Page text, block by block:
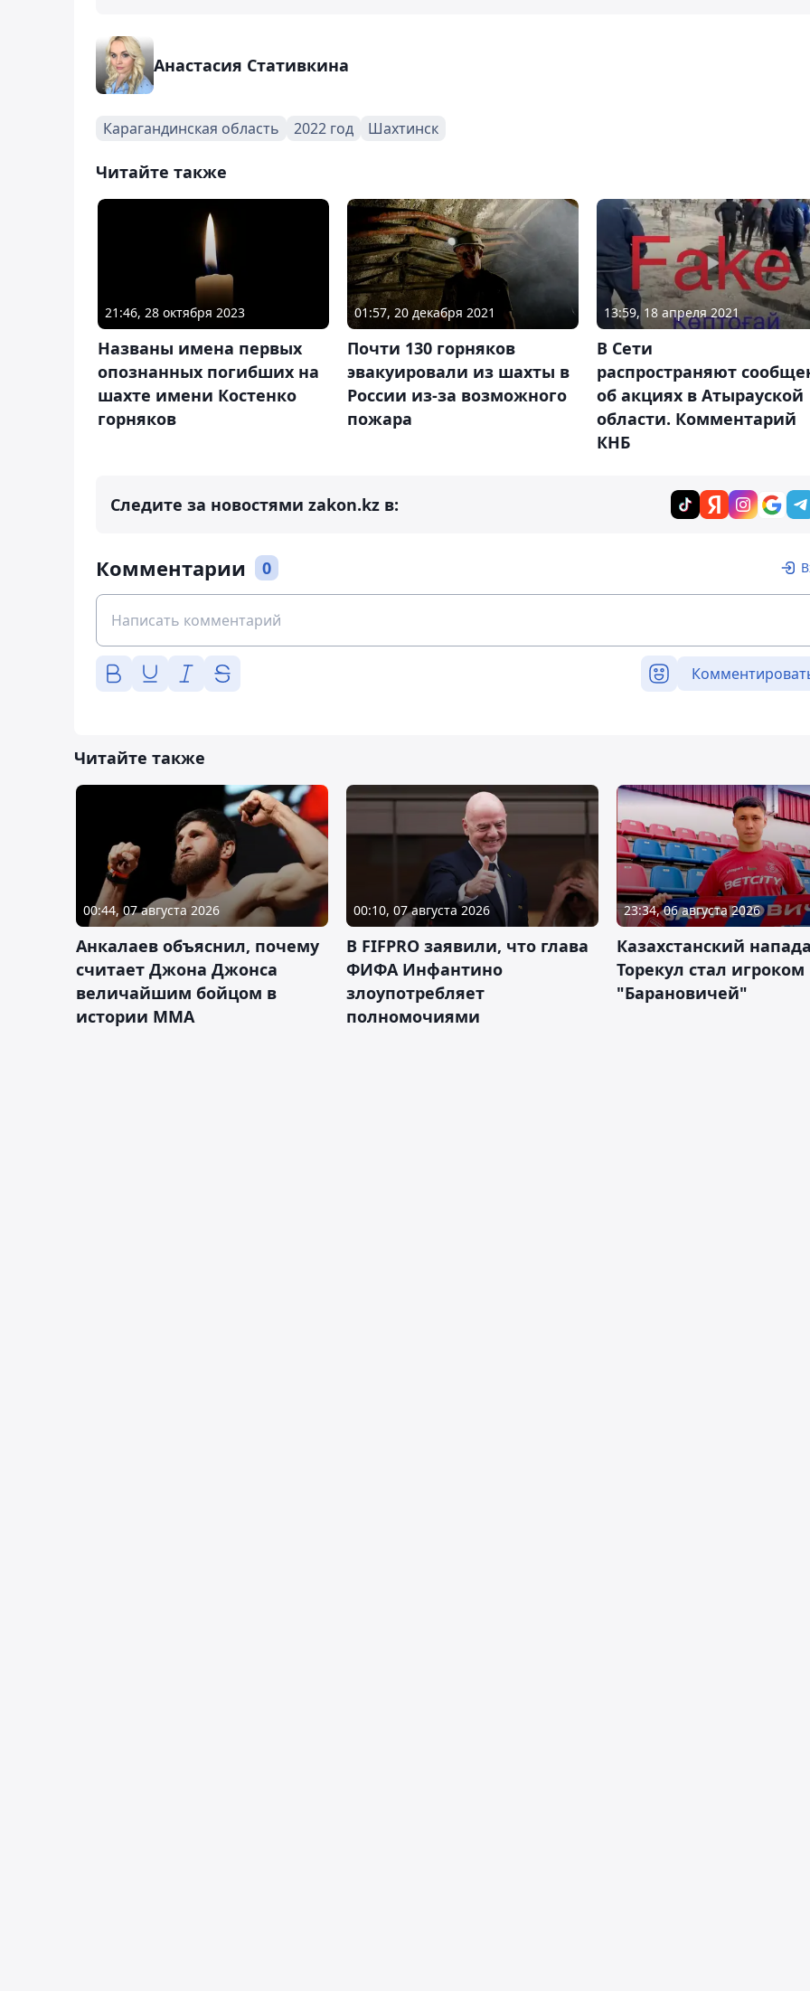
Анастасия Стативкина
Карагандинская область 2022 год Шахтинск
Читайте также
21:46, 28 октября 2023
Названы имена первых
опознанных погибших на
шахте имени Костенко
горняков
01:57, 20 декабря 2021
Почти 130 горняков
эвакуировали из шахты в
России из-за возможного
пожара
13:59, 18 апреля 2021
В Сети
распространяют
об акциях в Атырауской
области. Комментарий
КНБ
Следите за новостями zakon.kz в:
Комментарии 0
Читайте также
00:44, 07 августа 2026
Анкалаев объяснил, почему
считает Джона Джонса
величайшим бойцом в
истории ММА
00:10, 07 августа 2026
В FIFPRO заявили, что глава
ФИФА Инфантино
злоупотребляет
полномочиями
23:34, 06 августа 2026
Казахстанский
Торекул стал игроком
"Барановичей"